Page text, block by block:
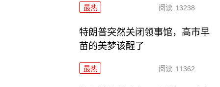
最热 阅读 13238
特朗普突然关闭领事馆，高市早
苗的美梦该醒了
最热 阅读 11362